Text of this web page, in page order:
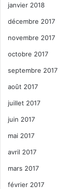
janvier 2018
décembre 2017
novembre 2017
octobre 2017
septembre 2017
août 2017
juillet 2017
juin 2017
mai 2017
avril 2017
mars 2017
février 2017